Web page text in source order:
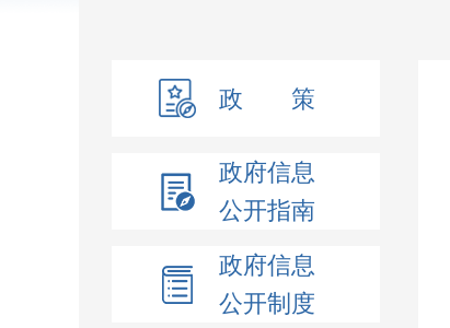
政 策
政府信息
公开指南
政府信息
公开制度